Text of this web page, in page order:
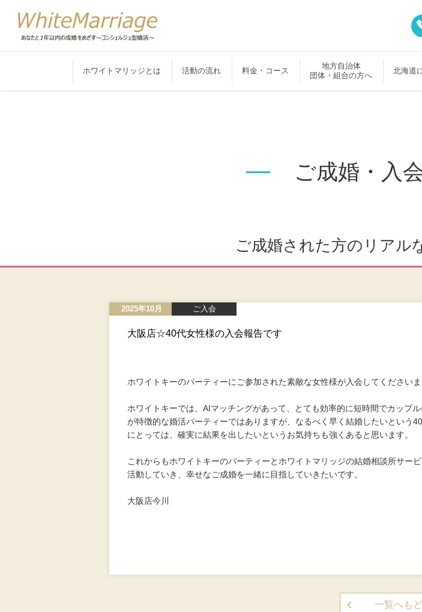
ホワイトマリッジとは 活動の流れ 料金・コース
地方自治体
団体・組合の方へ
北海道
ご成婚・入
ご成婚された方のリアル
2025年10月 ご入会
大阪店☆40代女性様の入会報告です
ホワイトキーのパーティーにご参加された素敵な女性様が入会してくださいま
ホワイトキーでは、AIマッチングがあって、とても効率的に短時間でカップ
が特徴的な婚活パーティーではありますが、なるべく早く結婚したいという
にとっては、確実に結果を出したいというお気持ちも強くあると思います。
これからもホワイトキーのパーティーとホワイトマリッジの結婚相談所サー
活動していき、幸せなご成婚を一緒に目指していきたいです。
大阪店今川
一覧へも